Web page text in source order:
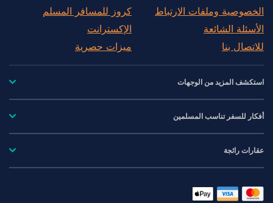
الخصوصية وملفات الارتباط
الأسئلة الشائعة
للاتصال بنا
كروز للمسافر المسلم
الإكسترانت
ميزات حصرية
استكشف المزيد من الوجهات
أفكار للسفر تناسب المسلمين
عقارات رائجة